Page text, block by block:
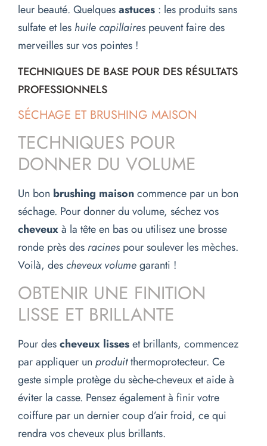
leur beauté. Quelquesastuces : les produits sans
sulfate et les huile capillaires peuvent faire des
merveilles sur vos pointes !
TECHNIQUES DE BASE POUR DES RÉSULTATS
PROFESSIONNELS
SÉCHAGE ET BRUSHING MAISON
TECHNIQUES POUR
DONNER DU VOLUME
Un bon brushing maisoncommence par un bon
séchage. Pour donner du volume, séchez vos
cheveuxà la tête en bas ou utilisez une brosse
ronde près des racines pour soulever les mèches.
Voilà, descheveux volumegaranti !
OBTENIR UNE FINITION
LISSE ET BRILLANTE
Pour descheveux lisseset brillants, commencez
par appliquer un produitthermoprotecteur. Ce
geste simple protège du sèche-cheveux et aide à
éviter la casse. Pensez également à finir votre
coiffure par un dernier coup d’air froid, ce qui
rendra vos cheveux plus brillants.